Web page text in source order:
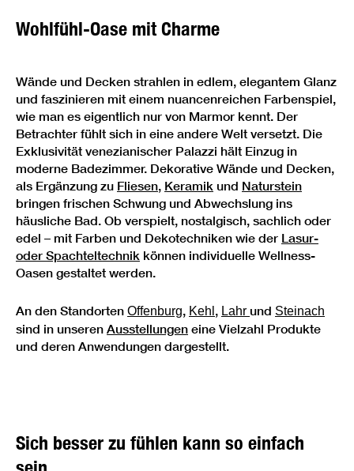
Wohlfühl-Oase mit Charme
Wände und Decken strahlen in edlem, elegantem Glanz
und faszinieren mit einem nuancenreichen Farbenspiel,
wie man es eigentlich nur von Marmor kennt. Der
Betrachter fühlt sich in eine andere Welt versetzt. Die
Exklusivität venezianischer Palazzi hält Einzug in
moderne Badezimmer. Dekorative Wände und Decken,
als Ergänzung zu Fliesen, Keramik und Naturstein
bringen frischen Schwung und Abwechslung ins
häusliche Bad. Ob verspielt, nostalgisch, sachlich oder
edel – mit Farben und Dekotechniken wie der Lasur-
oder Spachteltechnik können individuelle Wellness-
Oasen gestaltet werden.
An den Standorten Offenburg, Kehl , Lahr und Steinach
sind in unseren Ausstellungen eine Vielzahl Produkte
und deren Anwendungen dargestellt.
Sich besser zu fühlen kann so einfach